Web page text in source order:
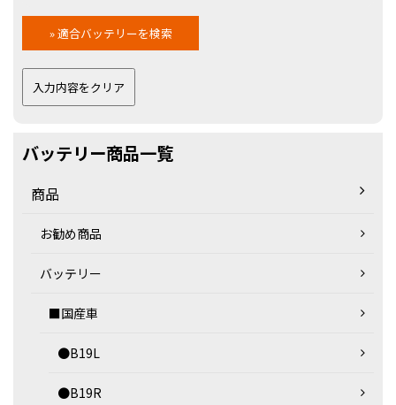
バッテリー商品一覧
商品
お勧め商品
バッテリー
■国産車
●B19L
●B19R